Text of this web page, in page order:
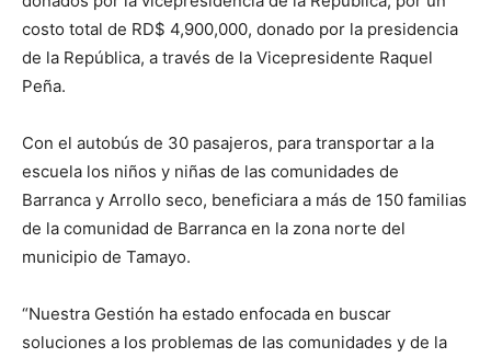
costo total de RD$ 4,900,000, donado por la presidencia
de la República, a través de la Vicepresidente Raquel
Peña.
Con el autobús de 30 pasajeros, para transportar a la
escuela los niños y niñas de las comunidades de
Barranca y Arrollo seco, beneficiara a más de 150 familias
de la comunidad de Barranca en la zona norte del
municipio de Tamayo.
“Nuestra Gestión ha estado enfocada en buscar
soluciones a los problemas de las comunidades y de la